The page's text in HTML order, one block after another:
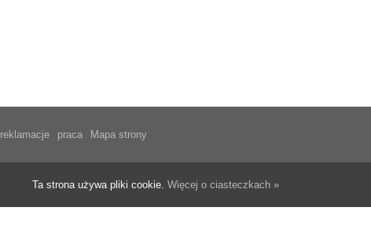
reklamacje praca Mapa strony
Ta strona używa pliki cookie. Więcej o ciasteczkach »